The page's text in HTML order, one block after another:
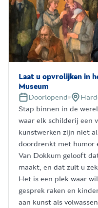
Laat u opvrolijken in
Museum
Doorlopend
Stap binnen in de
waar elk schilderij een
kunstwerken zijn niet
doordrenkt met humor
Van Dokkum gelooft
maakt, en dat zult u
Het is een plek waar
gesprek raken en
aan kunst als